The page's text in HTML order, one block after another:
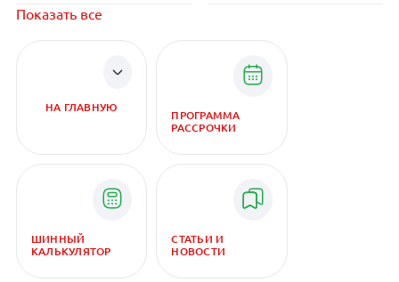
Показать все
НА ГЛАВНУЮ
ПРОГРАММА
РАССРОЧКИ
ШИННЫЙ
КАЛЬКУЛЯТОР
СТАТЬИ И
НОВОСТИ